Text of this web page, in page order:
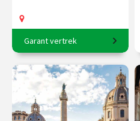
6-daagse reis o.l.v. Heleen
Niele
€ 2050.00
vanaf 31
aug.
Op locatie
Garant vertrek